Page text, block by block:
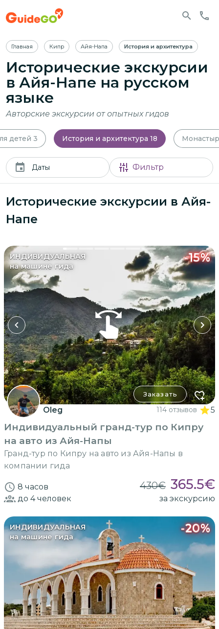
Главная Кипр Айя-Напа История и архитектура
Исторические экскурсии
в Айя-Напе на русском
языке
Авторские экскурсии от опытных гидов
детей 3 История и архитектура 18
Даты Фильтр
Исторические экскурсии в Айя-
Напе
ИНДИВИДУАЛЬНАЯ
на машине гида
-15%
Заказать
Oleg 114 отзывов 5
Индивидуальный гранд-тур по Кипру
на авто из Айя-Напы
Гранд-тур по Кипру на авто из Айя-Напы в
компании гида
8 часов 430€ 365.5€
до 4человек за экскурсию
ИНДИВИДУАЛЬНАЯ
на машине гида
-20%